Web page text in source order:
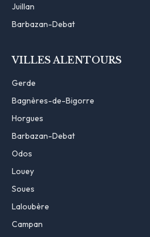
Juillan
Barbazan-Debat
VILLES ALENTOURS
Gerde
Bagnères-de-Bigorre
Horgues
Barbazan-Debat
Odos
Louey
Soues
Laloubère
Campan